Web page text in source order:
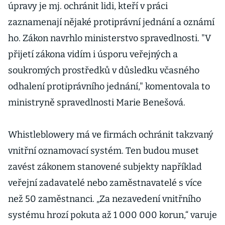
úpravy je mj. ochránit lidi, kteří v práci
zaznamenají nějaké protiprávní jednání a oznámí
ho. Zákon navrhlo ministerstvo spravedlnosti. "V
přijetí zákona vidím i úsporu veřejných a
soukromých prostředků v důsledku včasného
odhalení protiprávního jednání," komentovala to
ministryně spravedlnosti Marie Benešová.
Whistleblowery má ve firmách ochránit takzvaný
vnitřní oznamovací systém. Ten budou muset
zavést zákonem stanovené subjekty například
veřejní zadavatelé nebo zaměstnavatelé s více
než 50 zaměstnanci. „Za nezavedení vnitřního
systému hrozí pokuta až 1 000 000 korun,“ varuje